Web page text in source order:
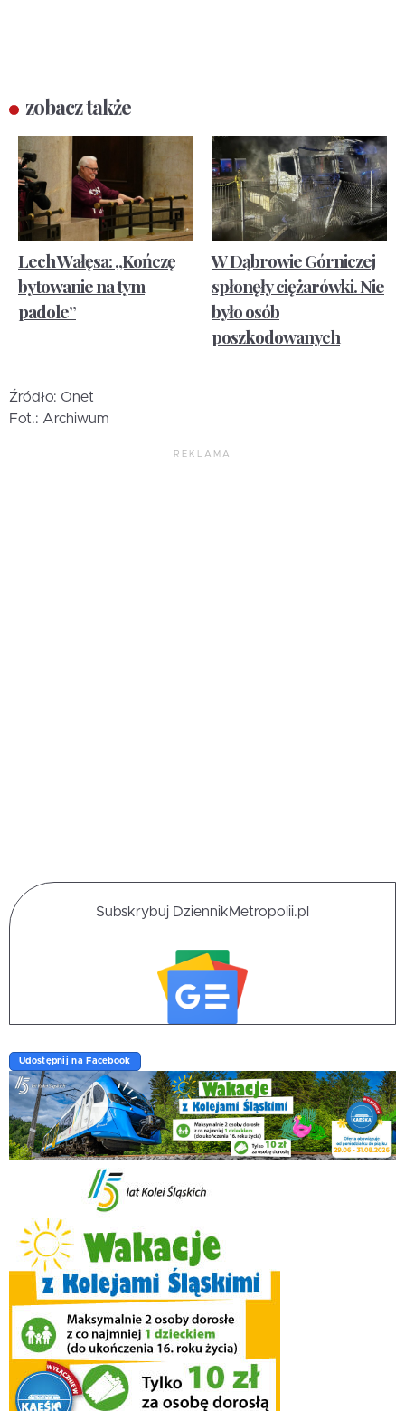
zobacz także
Lech Wałęsa: „Kończę
bytowanie na tym
padole”
W Dąbrowie Górniczej
spłonęły ciężarówki. Nie
było osób
poszkodowanych
Źródło: Onet
Fot.: Archiwum
REKLAMA
Subskrybuj DziennikMetropolii.pl
Udostępnij na Facebook